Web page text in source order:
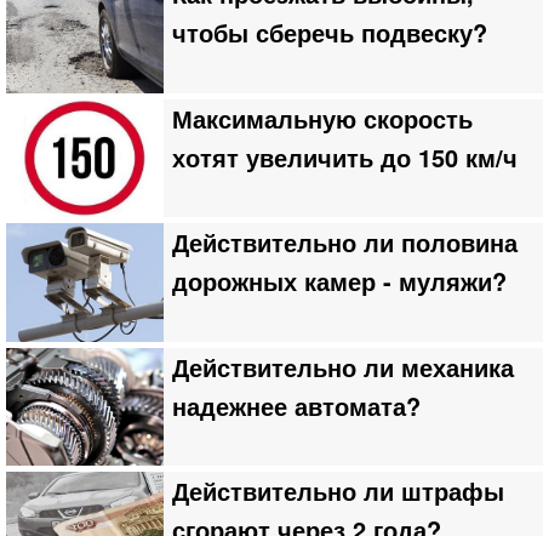
чтобы сберечь подвеску?
Максимальную скорость
хотят увеличить до 150 км/ч
Действительно ли половина
дорожных камер - муляжи?
Действительно ли механика
надежнее автомата?
Действительно ли штрафы